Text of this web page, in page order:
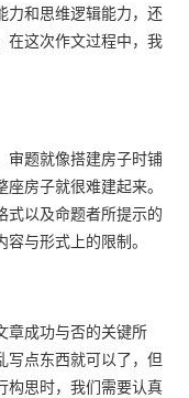
力和思维逻辑能力，还
在这次作文过程中，我
审题就像搭建房子时铺
房子就很难建起来。
式以及命题者所提示的
与形式上的限制。
章成功与否的关键所
写点东西就可以了，但
构思时，我们需要认真